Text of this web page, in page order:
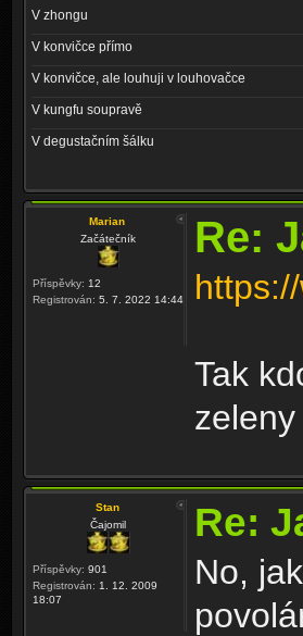
V zhongu
V konvičce přímo
V konvičce, ale louhuji v louhovačce
V kungfu soupravě
V degustačním šálku
Marian
Začátečník
Příspěvky: 12
Registrován: 5. 7. 2022 14:44
Re:
Tak
Stan
Čajomil
Příspěvky: 901
Registrován: 1. 12. 2009
18:07
Re:
No,